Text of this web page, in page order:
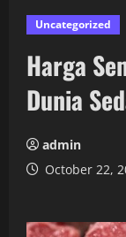
Uncategorized
Harga
Dunia
admin
October 22,